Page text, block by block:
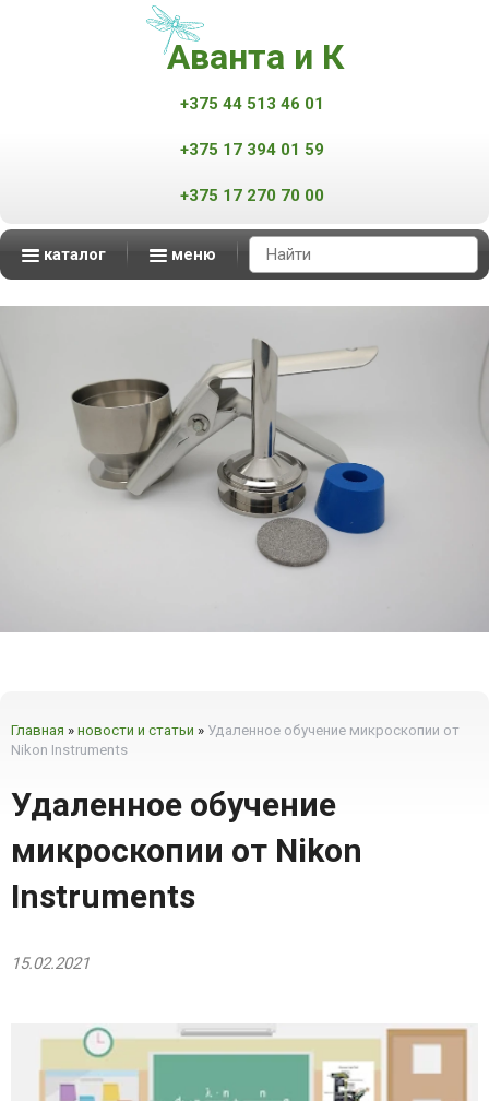
Аванта и К
+375 44 513 46 01
+375 17 394 01 59
+375 17 270 70 00
каталог меню
Главная » новости и статьи » Удаленное обучение микроскопии от
Nikon Instruments
Удаленное обучение
микроскопии от Nikon
Instruments
15.02.2021